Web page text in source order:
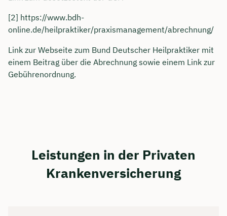
[2] https://www.bdh-
online.de/heilpraktiker/praxismanagement/abrechnung/
Link zur Webseite zum Bund Deutscher Heilpraktiker mit
einem Beitrag über die Abrechnung sowie einem Link zur
Gebührenordnung.
Leistungen in der Privaten
Krankenversicherung